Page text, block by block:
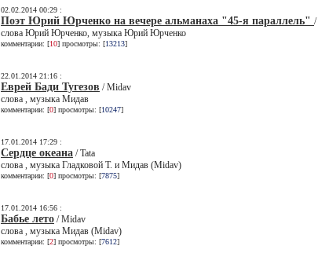
02.02.2014 00:29 :
Поэт Юрий Юрченко на вечере альманаха "45-я параллель" /
слова Юрий Юрченко, музыка Юрий Юрченко
комментарии: [10] просмотры: [13213]
22.01.2014 21:16 :
Еврей Бади Тугезов / Midav
слова , музыка Мидав
комментарии: [0] просмотры: [10247]
17.01.2014 17:29 :
Сердце океана / Tata
слова , музыка Гладковой Т. и Мидав (Midav)
комментарии: [0] просмотры: [7875]
17.01.2014 16:56 :
Бабье лето / Midav
слова , музыка Мидав (Midav)
комментарии: [2] просмотры: [7612]